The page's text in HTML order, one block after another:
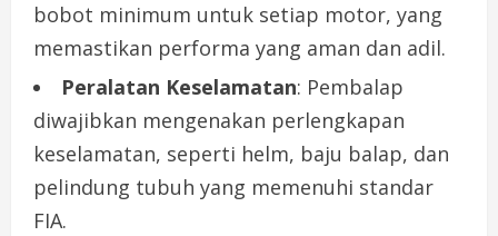
bobot minimum untuk setiap motor, yang
memastikan performa yang aman dan adil.
Peralatan Keselamatan: Pembalap
diwajibkan mengenakan perlengkapan
keselamatan, seperti helm, baju balap, dan
pelindung tubuh yang memenuhi standar
FIA.